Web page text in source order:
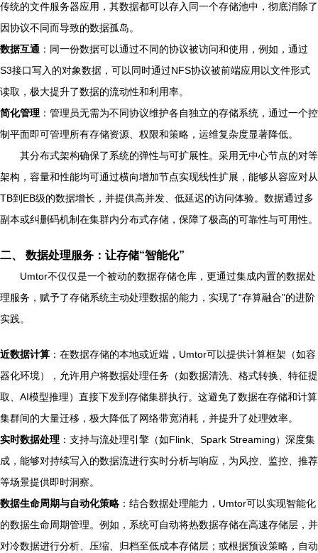
传统的文件服务器应用，其数据都可以存入同一个存储池中，彻底消除了
因协议不同而导致的数据孤岛。
数据互通 ：同一份数据可以通过不同的协议被访问和使用，例如，通过
S3接口写入的对象数据，可以同时通过NFS协议被前端应用以文件形式
读取，极大提升了数据的流动性和利用率。
简化管理 ：管理员无需为不同协议维护各自独立的存储系统，通过一个控
制平面即可管理所有存储资源、权限和策略，运维复杂度显著降低。
其分布式架构确保了系统的弹性与可扩展性。采用无中心节点的对等
架构，容量和性能均可通过横向增加节点实现线性扩展，能够从容应对从
TB到EB级的数据增长，并提供高并发、低延迟的访问体验。数据通过多
副本或纠删码机制在集群内分布式存储，保障了极高的可靠性与可用性。
二、 数据处理服务：让存储“智能化”
Umtor不仅仅是一个被动的数据存储仓库，更通过集成内置的数据处
理服务，赋予了存储系统主动处理数据的能力，实现了“存算融合”的进阶
实践。
近数据计算 ：在数据存储的本地或近端，Umtor可以提供计算框架（如容
器化环境），允许用户将数据处理任务（如数据清洗、格式转换、特征提
取、AI模型推理）直接下发到存储集群执行。这避免了数据在存储和计算
集群间的大量迁移，极大降低了网络带宽消耗，并提升了处理效率。
实时数据处理 ：支持与流处理引擎（如Flink、Spark Streaming）深度集
成，能够对持续写入的数据流进行实时分析与响应，为风控、监控、推荐
等场景提供即时洞察。
数据生命周期与自动化策略 ：结合数据处理能力，Umtor可以实现智能化
的数据生命周期管理。例如，系统可自动将热数据存储在高速存储层，并
对冷数据进行分析、压缩、归档至低成本存储层；或根据预设策略，自动